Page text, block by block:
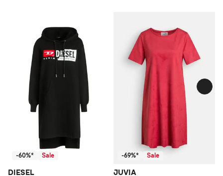
-60%* Sale
DIESEL
-69%* Sale
JUVIA